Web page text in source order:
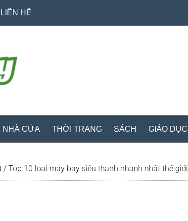
LIÊN HỆ
NHÀ CỬA THỜI TRANG SÁCH GIÁO DỤC
/ Top 10 loại máy bay siêu thanh nhanh nhất thế giới